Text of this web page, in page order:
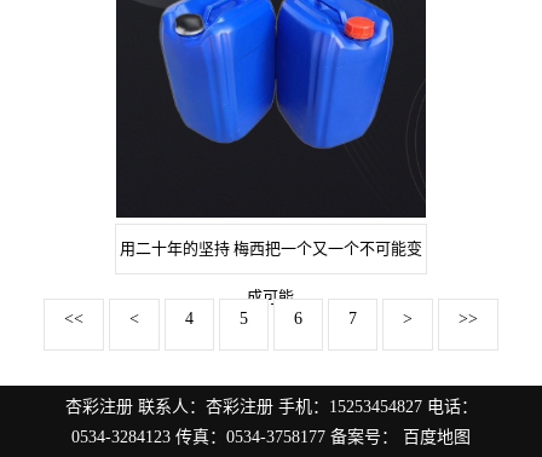
用二十年的坚持 梅西把一个又一个不可能变
成可能
<<
< 4 5 6 7 > >>
杏彩注册联系人： 杏彩注册手机： 15253454827电话：
0534-3284123 传真： 0534-3758177 备案号： 百度地图